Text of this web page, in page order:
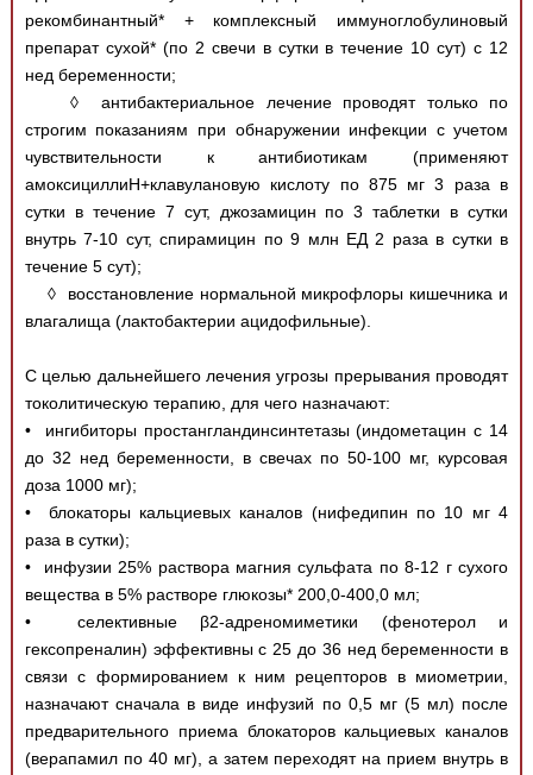
рекомбинантный* + комплексный иммуноглобулиновый
препарат сухой* (по 2 свечи в сутки в течение 10 сут) с 12
нед беременности;
◊ антибактериальное лечение проводят только по
строгим показаниям при обнаружении инфекции с учетом
чувствительности к антибиотикам (применяют
амоксициллиH+клавулановую кислоту по 875 мг 3 раза в
сутки в течение 7 сут, джозамицин по 3 таблетки в сутки
внутрь 7-10 сут, спирамицин по 9 млн ЕД 2 раза в сутки в
течение 5 сут);
◊ восстановление нормальной микрофлоры кишечника и
влагалища (лактобактерии ацидофильные).
С целью дальнейшего лечения угрозы прерывания проводят
токолитическую терапию, для чего назначают:
• ингибиторы простангландинсинтетазы (индометацин с 14
до 32 нед беременности, в свечах по 50-100 мг, курсовая
доза 1000 мг);
• блокаторы кальциевых каналов (нифедипин по 10 мг 4
раза в сутки);
• инфузии 25% раствора магния сульфата по 8-12 г сухого
вещества в 5% растворе глюкозы* 200,0-400,0 мл;
• селективные β2-адреномиметики (фенотерол и
гексопреналин) эффективны с 25 до 36 нед беременности в
связи с формированием к ним рецепторов в миометрии,
назначают сначала в виде инфузий по 0,5 мг (5 мл) после
предварительного приема блокаторов кальциевых каналов
(верапамил по 40 мг), а затем переходят на прием внутрь в